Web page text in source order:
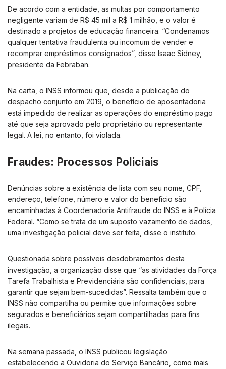
De acordo com a entidade, as multas por comportamento
negligente variam de R$ 45 mil a R$ 1 milhão, e o valor é
destinado a projetos de educação financeira. “Condenamos
qualquer tentativa fraudulenta ou incomum de vender e
recomprar empréstimos consignados”, disse Isaac Sidney,
presidente da Febraban.
Na carta, o INSS informou que, desde a publicação do
despacho conjunto em 2019, o benefício de aposentadoria
está impedido de realizar as operações do empréstimo pago
até que seja aprovado pelo proprietário ou representante
legal. A lei, no entanto, foi violada.
Fraudes: Processos Policiais
Denúncias sobre a existência de lista com seu nome, CPF,
endereço, telefone, número e valor do benefício são
encaminhadas à Coordenadoria Antifraude do INSS e à Polícia
Federal. “Como se trata de um suposto vazamento de dados,
uma investigação policial deve ser feita, disse o instituto.
Questionada sobre possíveis desdobramentos desta
investigação, a organização disse que “as atividades da Força
Tarefa Trabalhista e Previdenciária são confidenciais, para
garantir que sejam bem-sucedidas”. Ressalta também que o
INSS não compartilha ou permite que informações sobre
segurados e beneficiários sejam compartilhadas para fins
ilegais.
Na semana passada, o INSS publicou legislação
estabelecendo a Ouvidoria do Serviço Bancário, como mais